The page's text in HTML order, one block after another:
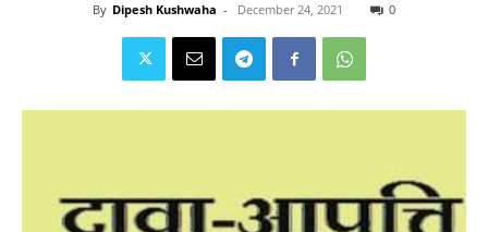
By Dipesh Kushwaha - December 24, 2021 0